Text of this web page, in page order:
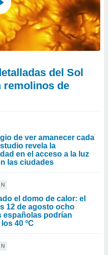
del Sol
remolinos de
de ver amanecer cada
revela la
en el acceso a la luz
las ciudades
el domo de calor: el
12 de agosto ocho
españolas podrían
40 ºC